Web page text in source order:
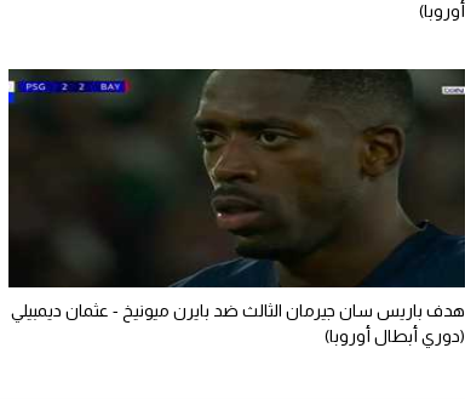
أوروبا)
هدف باريس سان جيرمان الثالث ضد بايرن ميونيخ - عثمان ديمبيلي
(دوري أبطال أوروبا)